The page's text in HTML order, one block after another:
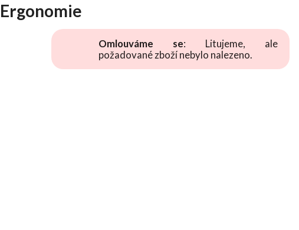
Ergonomie
Omlouváme se: Litujeme, ale
požadované zboží nebylo nalezeno.